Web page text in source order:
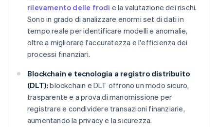
rilevamento delle frodi e la valutazione dei rischi.
Sono in grado di analizzare enormi set di dati in
tempo reale per identificare modelli e anomalie,
oltre a migliorare l'accuratezza e l'efficienza dei
processi finanziari.
Blockchain e tecnologia a registro distribuito
(DLT): blockchain e DLT offrono un modo sicuro,
trasparente e a prova di manomissione per
registrare e condividere transazioni finanziarie,
aumentando la privacy e la sicurezza.